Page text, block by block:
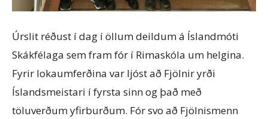
Úrslit réðust í dag í öllum deildum á Íslandmóti
Skákfélaga sem fram fór í Rimaskóla um helgina.
Fyrir lokaumferðina var ljóst að Fjölnir yrði
Íslandsmeistari í fyrsta sinn og það með
töluverðum yfirburðum. Fór svo að Fjölnismenn